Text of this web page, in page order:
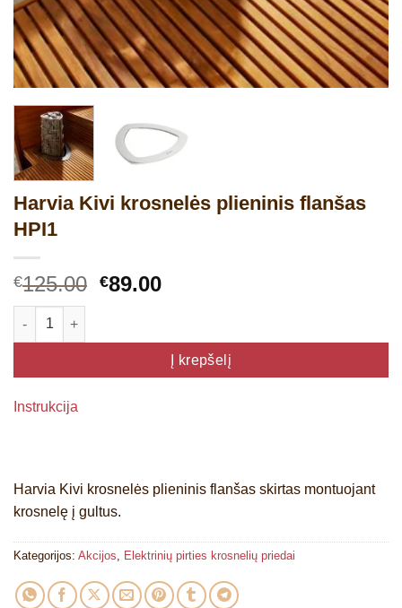
Harvia Kivi krosnelės plieninis flanšas
HPI1
€125.00 Original
€125.00.
€89.00Current
€89.00.
produkto kiekis: Harvia Kivi krosnelės plieninis flanšas HPI1
Į krepšelį
Instrukcija
Harvia Kivi krosnelės plieninis flanšas skirtas montuojant
krosnelę į gultus.
Kategorijos: Akcijos Elektrinių pirties krosnelių priedai